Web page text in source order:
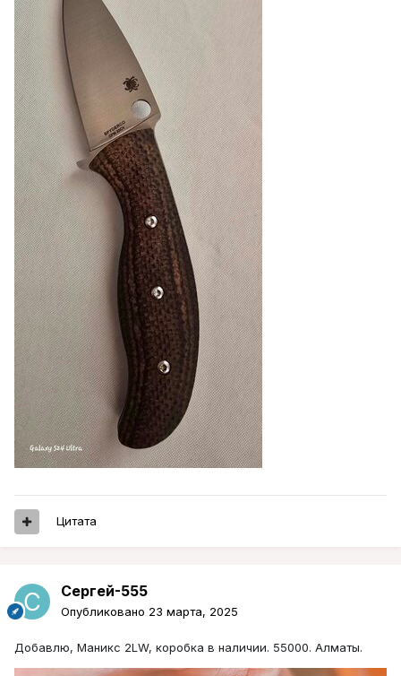
Цитата
Сергей-555
Опубликовано 23 марта, 2025
Добавлю, Маникс 2LW, коробка в наличии. 55000. Алматы.